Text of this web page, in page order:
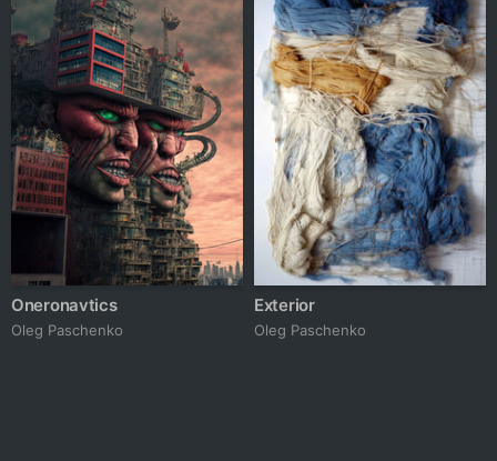
Oneronavtics
Oleg Paschenko
Exterior
Oleg Paschenko